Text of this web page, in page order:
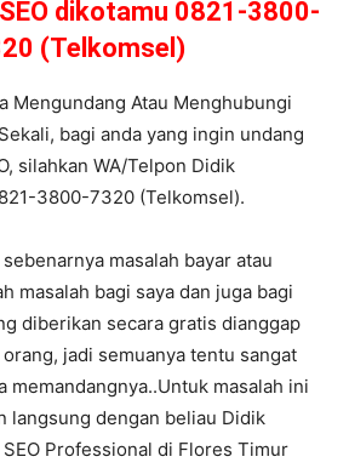
dikotamu 0821-3800-
(Telkomsel)
Mengundang Atau Menghubungi
bagi anda yang ingin undang
silahkan WA/Telpon Didik
3800-7320 (Telkomsel).
masalah bayar atau
masalah bagi saya dan juga bagi
diberikan secara gratis dianggap
jadi semuanya tentu sangat
memandangnya..Untuk masalah ini
langsung dengan beliau Didik
Professional di Flores Timur